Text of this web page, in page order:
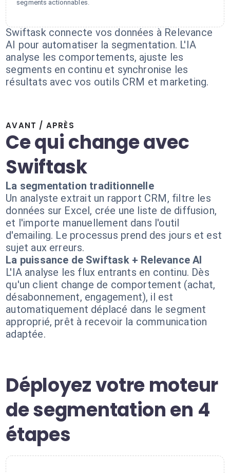
segments actionnables.
Swiftask connecte vos données à Relevance
AI pour automatiser la segmentation. L'IA
analyse les comportements, ajuste les
segments en continu et synchronise les
résultats avec vos outils CRM et marketing.
AVANT / APRÈS
Ce qui change avec
Swiftask
La segmentation traditionnelle
Un analyste extrait un rapport CRM, filtre les
données sur Excel, crée une liste de diffusion,
et l'importe manuellement dans l'outil
d'emailing. Le processus prend des jours et est
sujet aux erreurs.
La puissance de Swiftask + Relevance AI
L'IA analyse les flux entrants en continu. Dès
qu'un client change de comportement (achat,
désabonnement, engagement), il est
automatiquement déplacé dans le segment
approprié, prêt à recevoir la communication
adaptée.
Déployez votre moteur
de segmentation en 4
étapes